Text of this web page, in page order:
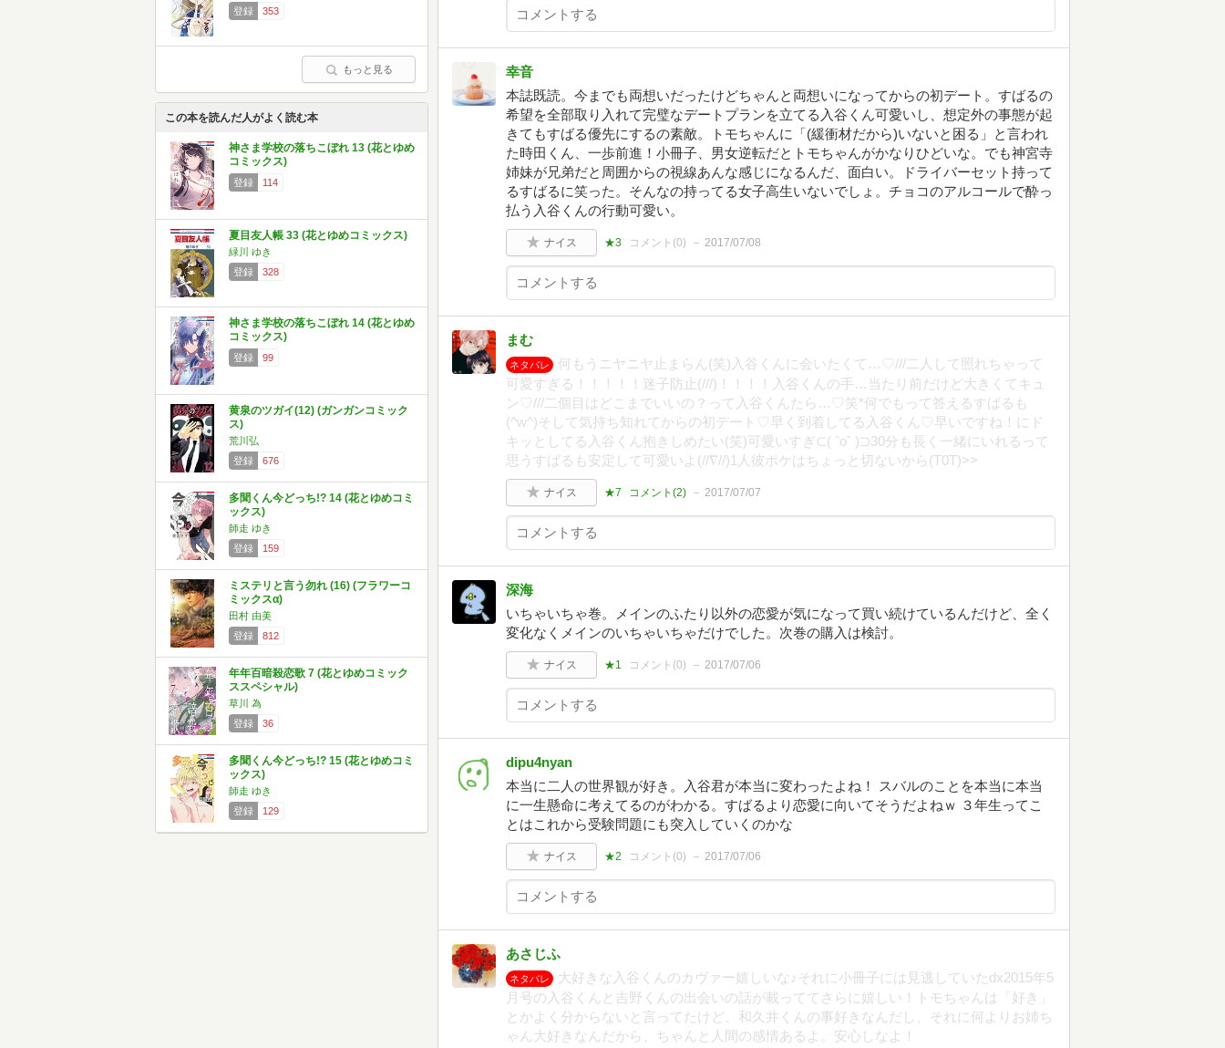
登録
353
もっと見る
この本を読んだ人がよく読む本
神さま学校の落ちこぼれ 13 (花とゆめ
コミックス)
登録 114
夏目友人帳 33 (花とゆめコミックス)
緑川 ゆき
登録
328
神さま学校の落ちこぼれ 14 (花とゆめ
コミックス)
登録 99
黄泉のツガイ(12) (ガンガンコミック
ス)
荒川弘
登録
676
多聞くん今どっち!? 14 (花とゆめコミ
ックス)
師走 ゆき
登録
159
ミステリと言う勿れ (16) (フラワーコ
ミックスα)
田村 由美
登録
812
年年百暗殺恋歌 7 (花とゆめコミック
ススペシャル)
草川 為
登録
36
多聞くん今どっち!? 15 (花とゆめコミ
ックス)
師走 ゆき
登録
129
幸音
本誌既読。今までも両想いだったけどちゃんと両想いになってからの初デート。すばるの
希望を全部取り入れて完璧なデートプランを立てる入谷くん可愛いし、想定外の事態が起
きてもすばる優先にするの素敵。トモちゃんに「(緩衝材だから)いないと困る」と言われ
た時田くん、一歩前進！小冊子、男女逆転だとトモちゃんがかなりひどいな。でも神宮寺
姉妹が兄弟だと周囲からの視線あんな感じになるんだ、面白い。ドライバーセット持って
るすばるに笑った。そんなの持ってる女子高生いないでしょ。チョコのアルコールで酔っ
払う入谷くんの行動可愛い。
ナイス ★3 コメント(0) 2017/07/08
まむ
ネタバレ
何もうニヤニヤ止まらん(笑)入谷くんに会いたくて…♡///二人して照れちゃって
可愛すぎる！！！！！迷子防止(///)！！！！入谷くんの手…当たり前だけど大きくてキュ
ン♡///二個目はどこまでいいの？って入谷くんたら…♡笑*何でもって答えるすばるも
(^w^)そして気持ち知れてからの初デート♡早く到着してる入谷くん♡早いですね！にド
キッとしてる入谷くん抱きしめたい(笑)可愛いすぎ⊂( ˆoˆ )⊃30分も長く一緒にいれるって
思うすばるも安定して可愛いよ(//∇//)1人彼ポケはちょっと切ないから(T0T)>>
ナイス ★7 コメント(2) 2017/07/07
深海
いちゃいちゃ巻。メインのふたり以外の恋愛が気になって買い続けているんだけど、全く
変化なくメインのいちゃいちゃだけでした。次巻の購入は検討。
ナイス ★1 コメント(0) 2017/07/06
dipu4nyan
本当に二人の世界観が好き。入谷君が本当に変わったよね！ スバルのことを本当に本当
に一生懸命に考えてるのがわかる。すばるより恋愛に向いてそうだよねｗ ３年生ってこ
とはこれから受験問題にも突入していくのかな
ナイス ★2 コメント(0) 2017/07/06
あさじふ
ネタバレ
大好きな入谷くんのカヴァー嬉しいな♪それに小冊子には見逃していたdx2015年5
月号の入谷くんと吉野くんの出会いの話が載っててさらに嬉しい！トモちゃんは「好き」
とかよく分からないと言ってたけど、和久井くんの事好きなんだし、それに何よりお姉ち
ゃん大好きなんだから、ちゃんと人間の感情あるよ。安心しなよ！